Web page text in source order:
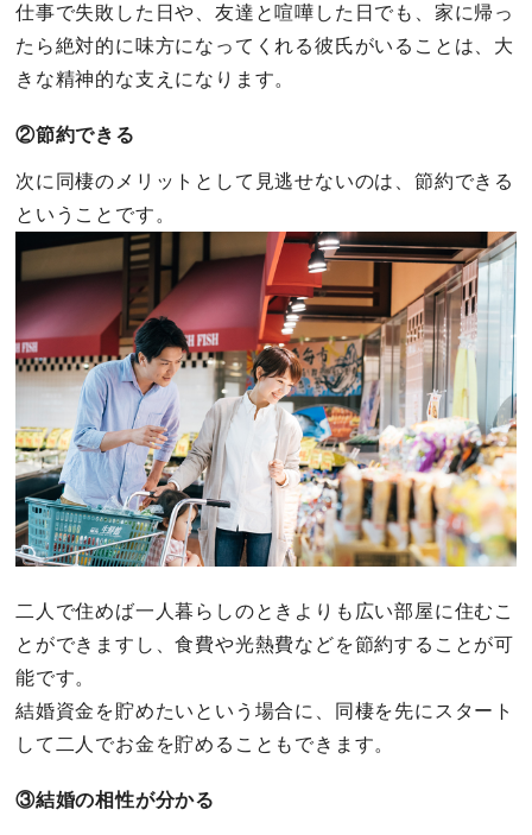
仕事で失敗した日や、友達と喧嘩した日でも、家に帰っ
たら絶対的に味方になってくれる彼氏がいることは、大
きな精神的な支えになります。
②節約できる
次に同棲のメリットとして見逃せないのは、節約できる
ということです。
二人で住めば一人暮らしのときよりも広い部屋に住むこ
とができますし、食費や光熱費などを節約することが可
能です。
結婚資金を貯めたいという場合に、同棲を先にスタート
して二人でお金を貯めることもできます。
③結婚の相性が分かる